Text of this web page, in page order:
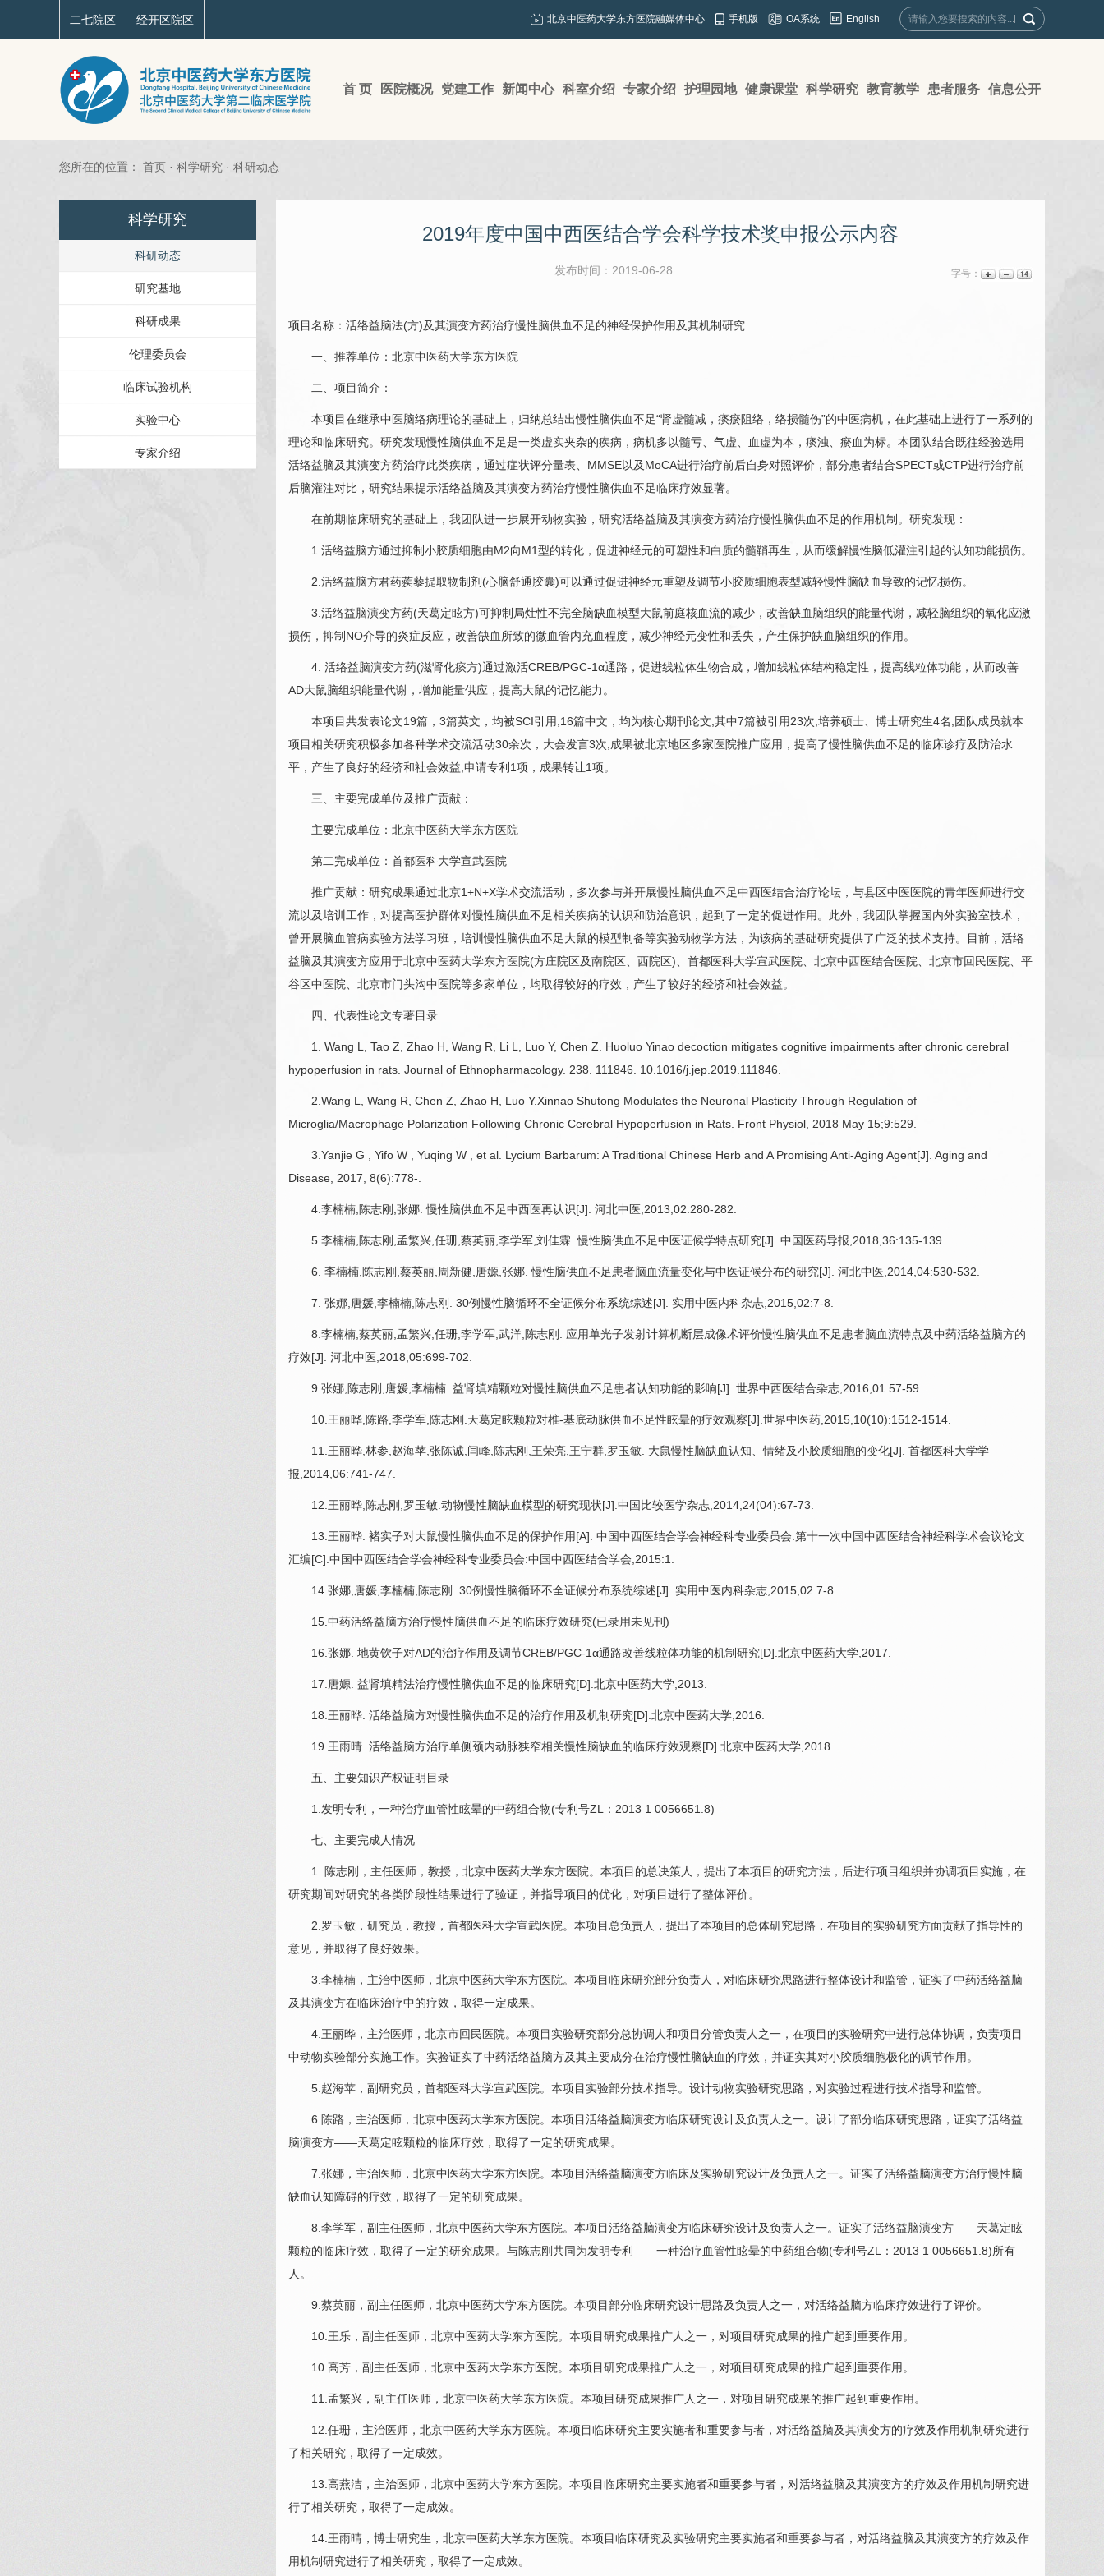
二七院区 经开区院区 北京中医药大学东方医院融媒体中心 手机版 OA系统 English
首 页 医院概况 党建工作 新闻中心 科室介绍 专家介绍 护理园地 健康课堂 科学研究 教育教学 患者服务 信息公开
您所在的位置： 首页 · 科学研究 · 科研动态
科学研究
科研动态
研究基地
科研成果
伦理委员会
临床试验机构
实验中心
专家介绍
2019年度中国中西医结合学会科学技术奖申报公示内容
发布时间：2019-06-28 字号：
项目名称：活络益脑法(方)及其演变方药治疗慢性脑供血不足的神经保护作用及其机制研究
一、推荐单位：北京中医药大学东方医院
二、项目简介：
本项目在继承中医脑络病理论的基础上，归纳总结出慢性脑供血不足“肾虚髓减，痰瘀阻络，络损髓伤”的中医病机，在此基础上进行了一系列的
理论和临床研究。研究发现慢性脑供血不足是一类虚实夹杂的疾病，病机多以髓亏、气虚、血虚为本，痰浊、瘀血为标。本团队结合既往经验选用
活络益脑及其演变方药治疗此类疾病，通过症状评分量表、MMSE以及MoCA进行治疗前后自身对照评价，部分患者结合SPECT或CTP进行治疗前
后脑灌注对比，研究结果提示活络益脑及其演变方药治疗慢性脑供血不足临床疗效显著。
在前期临床研究的基础上，我团队进一步展开动物实验，研究活络益脑及其演变方药治疗慢性脑供血不足的作用机制。研究发现：
1.活络益脑方通过抑制小胶质细胞由M2向M1型的转化，促进神经元的可塑性和白质的髓鞘再生，从而缓解慢性脑低灌注引起的认知功能损伤。
2.活络益脑方君药蒺藜提取物制剂(心脑舒通胶囊)可以通过促进神经元重塑及调节小胶质细胞表型减轻慢性脑缺血导致的记忆损伤。
3.活络益脑演变方药(天葛定眩方)可抑制局灶性不完全脑缺血模型大鼠前庭核血流的减少，改善缺血脑组织的能量代谢，减轻脑组织的氧化应激
损伤，抑制NO介导的炎症反应，改善缺血所致的微血管内充血程度，减少神经元变性和丢失，产生保护缺血脑组织的作用。
4. 活络益脑演变方药(滋肾化痰方)通过激活CREB/PGC-1α通路，促进线粒体生物合成，增加线粒体结构稳定性，提高线粒体功能，从而改善
AD大鼠脑组织能量代谢，增加能量供应，提高大鼠的记忆能力。
本项目共发表论文19篇，3篇英文，均被SCI引用;16篇中文，均为核心期刊论文;其中7篇被引用23次;培养硕士、博士研究生4名;团队成员就本
项目相关研究积极参加各种学术交流活动30余次，大会发言3次;成果被北京地区多家医院推广应用，提高了慢性脑供血不足的临床诊疗及防治水
平，产生了良好的经济和社会效益;申请专利1项，成果转让1项。
三、主要完成单位及推广贡献：
主要完成单位：北京中医药大学东方医院
第二完成单位：首都医科大学宣武医院
推广贡献：研究成果通过北京1+N+X学术交流活动，多次参与并开展慢性脑供血不足中西医结合治疗论坛，与县区中医医院的青年医师进行交
流以及培训工作，对提高医护群体对慢性脑供血不足相关疾病的认识和防治意识，起到了一定的促进作用。此外，我团队掌握国内外实验室技术，
曾开展脑血管病实验方法学习班，培训慢性脑供血不足大鼠的模型制备等实验动物学方法，为该病的基础研究提供了广泛的技术支持。目前，活络
益脑及其演变方应用于北京中医药大学东方医院(方庄院区及南院区、 西院区)、首都医科大学宣武医院、北京中西医结合医院、北京市回民医院、平
谷区中医院、北京市门头沟中医院等多家单位，均取得较好的疗效，产生了较好的经济和社会效益。
四、代表性论文专著目录
1. Wang L, Tao Z, Zhao H, Wang R, Li L, Luo Y, Chen Z. Huoluo Yinao decoction mitigates cognitive impairments after chronic cerebral
hypoperfusion in rats. Journal of Ethnopharmacology. 238. 111846. 10.1016/j.jep.2019.111846.
2.Wang L, Wang R, Chen Z, Zhao H, Luo Y.Xinnao Shutong Modulates the Neuronal Plasticity Through Regulation of
Microglia/Macrophage Polarization Following Chronic Cerebral Hypoperfusion in Rats. Front Physiol, 2018 May 15;9:529.
3.Yanjie G , Yifo W , Yuqing W , et al. Lycium Barbarum: A Traditional Chinese Herb and A Promising Anti-Aging Agent[J]. Aging and
Disease, 2017, 8(6):778-.
4. 李楠楠 陈志刚 张娜 . 慢性脑供血不足中西医再认识[J]. 河北中医,2013,02:280-282.
5. 李楠楠 陈志刚 孟繁兴 任珊 蔡英丽 李学军 刘佳霖 . 慢性脑供血不足中医证候学特点研究[J]. 中国医药导报,2018,36:135-139.
6. 李楠楠 陈志刚 蔡英丽 ,周新健,唐嫄, 张娜 . 慢性脑供血不足患者脑血流量变化与中医证候分布的研究[J]. 河北中医,2014,04:530-532.
7. 张娜 ,唐媛, 李楠楠 陈志刚 . 30例慢性脑循环不全证候分布系统综述[J]. 实用中医内科杂志,2015,02:7-8.
8. 李楠楠 蔡英丽 孟繁兴 任珊 李学军 ,武洋, 陈志刚 . 应用单光子发射计算机断层成像术评价慢性脑供血不足患者脑血流特点及中药活络益脑方的
疗效[J]. 河北中医,2018,05:699-702.
9. 张娜 陈志刚 ,唐媛, 李楠楠 . 益肾填精颗粒对慢性脑供血不足患者认知功能的影响[J]. 世界中西医结合杂志,2016,01:57-59.
10.王丽晔, 陈路 李学军 陈志刚 .天葛定眩颗粒对椎-基底动脉供血不足性眩晕的疗效观察[J].世界中医药,2015,10(10):1512-1514.
11.王丽晔, 林参 ,赵海苹,张陈诚,闫峰, 陈志刚 ,王荣亮,王宁群,罗玉敏. 大鼠慢性脑缺血认知、情绪及小胶质细胞的变化[J]. 首都医科大学学
报,2014,06:741-747.
12.王丽晔, 陈志刚 ,罗玉敏.动物慢性脑缺血模型的研究现状[J].中国比较医学杂志,2014,24(04):67-73.
13.王丽晔. 褚实子对大鼠慢性脑供血不足的保护作用[A]. 中国中西医结合学会神经科专业委员会.第十一次中国中西医结合神经科学术会议论文
汇编[C].中国中西医结合学会神经科专业委员会:中国中西医结合学会,2015:1.
14. 张娜 ,唐媛, 李楠楠 陈志刚 . 30例慢性脑循环不全证候分布系统综述[J]. 实用中医内科杂志,2015,02:7-8.
15.中药活络益脑方治疗慢性脑供血不足的临床疗效研究(已录用未见刊)
16. 张娜 . 地黄饮子对AD的治疗作用及调节CREB/PGC-1α通路改善线粒体功能的机制研究[D].北京中医药大学,2017.
17.唐嫄. 益肾填精法治疗慢性脑供血不足的临床研究[D].北京中医药大学,2013.
18.王丽晔. 活络益脑方对慢性脑供血不足的治疗作用及机制研究[D].北京中医药大学,2016.
19.王雨晴. 活络益脑方治疗单侧颈内动脉狭窄相关慢性脑缺血的临床疗效观察[D].北京中医药大学,2018.
五、主要知识产权证明目录
1.发明专利，一种治疗血管性眩晕的中药组合物(专利号ZL：2013 1 0056651.8)
七、主要完成人情况
1. 陈志刚 ，主任医师，教授，北京中医药大学东方医院。本项目的总决策人，提出了本项目的研究方法，后进行项目组织并协调项目实施，在
研究期间对研究的各类阶段性结果进行了验证，并指导项目的优化，对项目进行了整体评价。
2.罗玉敏，研究员，教授，首都医科大学宣武医院。本项目总负责人，提出了本项目的总体研究思路，在项目的实验研究方面贡献了指导性的
意见，并取得了良好效果。
3. 李楠楠 ，主治中医师，北京中医药大学东方医院。本项目临床研究部分负责人，对临床研究思路进行整体设计和监管，证实了中药活络益脑
及其演变方在临床治疗中的疗效，取得一定成果。
4.王丽晔，主治医师，北京市回民医院。本项目实验研究部分总协调人和项目分管负责人之一，在项目的实验研究中进行总体协调，负责项目
中动物实验部分实施工作。实验证实了中药活络益脑方及其主要成分在治疗慢性脑缺血的疗效，并证实其对小胶质细胞极化的调节作用。
5.赵海苹，副研究员，首都医科大学宣武医院。本项目实验部分技术指导。设计动物实验研究思路，对实验过程进行技术指导和监管。
6. 陈路 ，主治医师，北京中医药大学东方医院。本项目活络益脑演变方临床研究设计及负责人之一。设计了部分临床研究思路，证实了活络益
脑演变方——天葛定眩颗粒的临床疗效，取得了一定的研究成果。
7. 张娜 ，主治医师，北京中医药大学东方医院。本项目活络益脑演变方临床及实验研究设计及负责人之一。证实了活络益脑演变方治疗慢性脑
缺血认知障碍的疗效，取得了一定的研究成果。
8. 李学军 ，副主任医师，北京中医药大学东方医院。本项目活络益脑演变方临床研究设计及负责人之一。证实了活络益脑演变方——天葛定眩
颗粒的临床疗效，取得了一定的研究成果。与陈志刚共同为发明专利——一种治疗血管性眩晕的中药组合物(专利号ZL：2013 1 0056651.8)所有
人。
9. 蔡英丽 ，副主任医师，北京中医药大学东方医院。本项目部分临床研究设计思路及负责人之一，对活络益脑方临床疗效进行了评价。
10. 王乐 ，副主任医师，北京中医药大学东方医院。本项目研究成果推广人之一，对项目研究成果的推广起到重要作用。
10. 高芳 ，副主任医师，北京中医药大学东方医院。本项目研究成果推广人之一，对项目研究成果的推广起到重要作用。
11. 孟繁兴 ，副主任医师，北京中医药大学东方医院。本项目研究成果推广人之一，对项目研究成果的推广起到重要作用。
12. 任珊 ，主治医师，北京中医药大学东方医院。本项目临床研究主要实施者和重要参与者，对活络益脑及其演变方的疗效及作用机制研究进行
了相关研究，取得了一定成效。
13.高燕洁，主治医师，北京中医药大学东方医院。本项目临床研究主要实施者和重要参与者，对活络益脑及其演变方的疗效及作用机制研究进
行了相关研究，取得了一定成效。
14.王雨晴，博士研究生，北京中医药大学东方医院。本项目临床研究及实验研究主要实施者和重要参与者，对活络益脑及其演变方的疗效及作
用机制研究进行了相关研究，取得了一定成效。